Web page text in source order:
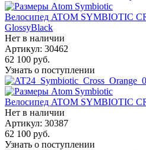
Велосипед ATOM SYMBIOTIC
GlossyBlack
Нет в наличии
Артикул: 30462
62 100 руб.
Узнать о поступлении
Велосипед ATOM SYMBIOTIC
Нет в наличии
Артикул: 30387
62 100 руб.
Узнать о поступлении